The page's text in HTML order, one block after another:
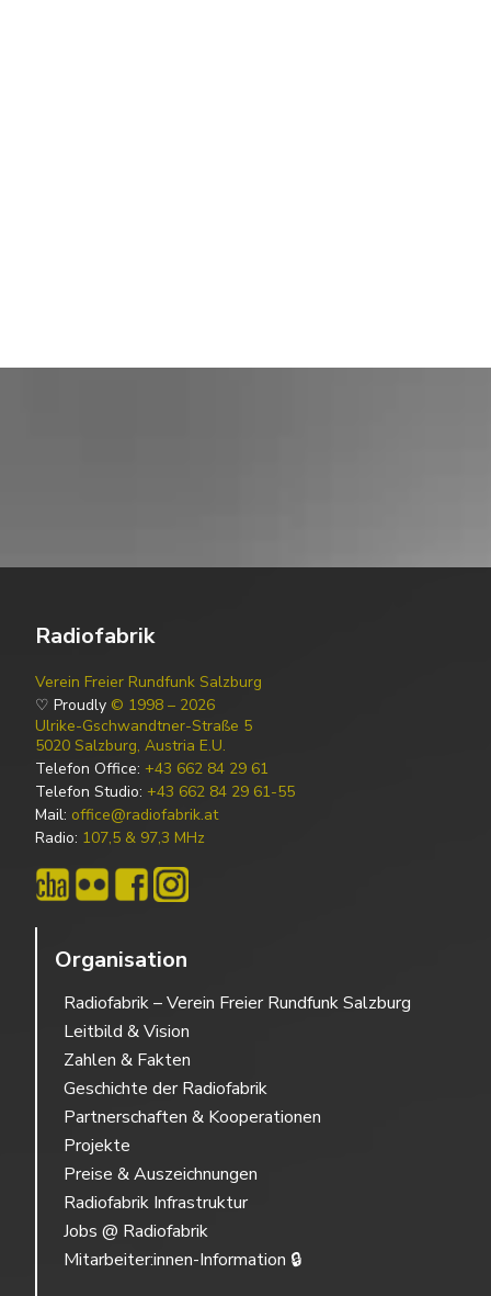
Radiofabrik
Verein Freier Rundfunk Salzburg
♡ Proudly © 1998 – 2026
Ulrike-Gschwandtner-Straße 5
5020 Salzburg, Austria E.U.
Telefon Office: +43 662 84 29 61
Telefon Studio: +43 662 84 29 61-55
Mail: office@radiofabrik.at
Radio: 107,5 & 97,3 MHz
Organisation
Radiofabrik – Verein Freier Rundfunk Salzburg
Leitbild & Vision
Zahlen & Fakten
Geschichte der Radiofabrik
Partnerschaften & Kooperationen
Projekte
Preise & Auszeichnungen
Radiofabrik Infrastruktur
Jobs @ Radiofabrik
Mitarbeiter:innen-Information 🔒